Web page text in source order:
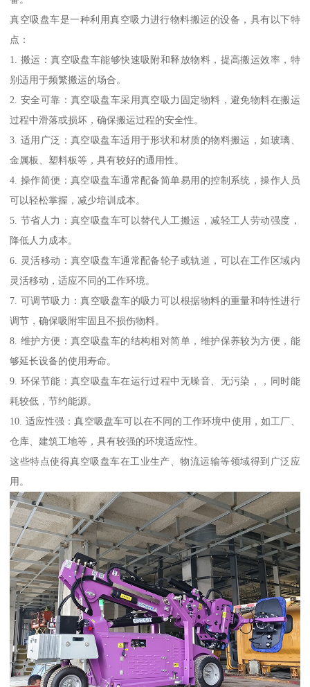
真空吸盘车是一种利用真空吸力进行物料搬运的设备，具有以下特
点：
1. 搬运：真空吸盘车能够快速吸附和释放物料，提高搬运效率，特
别适用于频繁搬运的场合。
2. 安全可靠：真空吸盘车采用真空吸力固定物料，避免物料在搬运
过程中滑落或损坏，确保搬运过程的安全性。
3. 适用广泛：真空吸盘车适用于形状和材质的物料搬运，如玻璃、
金属板、塑料板等，具有较好的通用性。
4. 操作简便：真空吸盘车通常配备简单易用的控制系统，操作人员
可以轻松掌握，减少培训成本。
5. 节省人力：真空吸盘车可以替代人工搬运，减轻工人劳动强度，
降低人力成本。
6. 灵活移动：真空吸盘车通常配备轮子或轨道，可以在工作区域内
灵活移动，适应不同的工作环境。
7. 可调节吸力：真空吸盘车的吸力可以根据物料的重量和特性进行
调节，确保吸附牢固且不损伤物料。
8. 维护方便：真空吸盘车的结构相对简单，维护保养较为方便，能
够延长设备的使用寿命。
9. 环保节能：真空吸盘车在运行过程中无噪音、无污染，，同时能
耗较低，节约能源。
10. 适应性强：真空吸盘车可以在不同的工作环境中使用，如工厂、
仓库、建筑工地等，具有较强的环境适应性。
这些特点使得真空吸盘车在工业生产、物流运输等领域得到广泛应
用。